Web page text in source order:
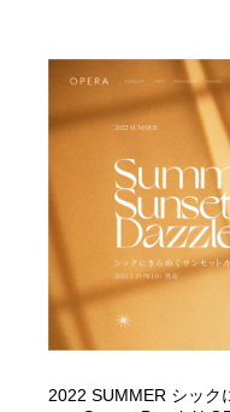
2022 SUMMER シック